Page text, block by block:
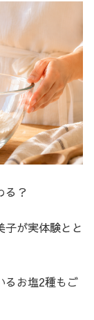
る？
が実体験とと
るお塩2種もご